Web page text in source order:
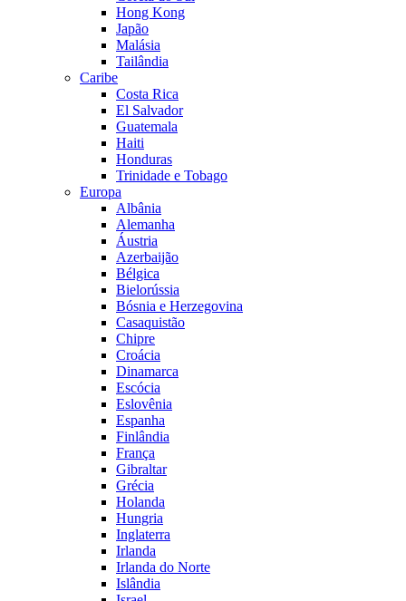
Hong Kong
Japão
Malásia
Tailândia
Caribe
Costa Rica
El Salvador
Guatemala
Haiti
Honduras
Trinidade e Tobago
Europa
Albânia
Alemanha
Áustria
Azerbaijão
Bélgica
Bielorússia
Bósnia e Herzegovina
Casaquistão
Chipre
Croácia
Dinamarca
Escócia
Eslovênia
Espanha
Finlândia
França
Gibraltar
Grécia
Holanda
Hungria
Inglaterra
Irlanda
Irlanda do Norte
Islândia